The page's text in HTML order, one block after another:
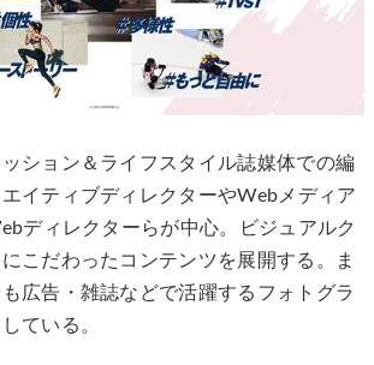
ション＆ライフスタイル誌媒体での編
イティブディレクターやWebメディア
ディレクターらが中心。ビジュアルク
こだわったコンテンツを展開する。ま
広告・雑誌などで活躍するフォトグラ
ている。